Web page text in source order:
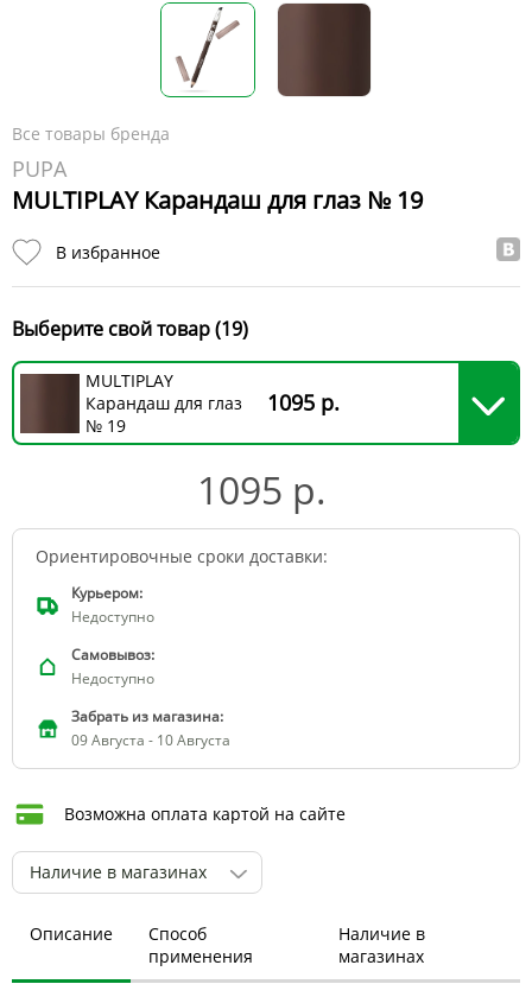
Все товары бренда
PUPA
MULTIPLAY Карандаш для глаз № 19
В избранное
Выберите свой товар (19)
MULTIPLAY
Карандаш для глаз
№ 19
1095 р.
1095 р.
Ориентировочные сроки доставки:
Курьером:
Недоступно
Самовывоз:
Недоступно
Забрать из магазина:
09 Августа - 10 Августа
Возможна оплата картой на сайте
Наличие в магазинах
Описание
Способ
применения
Наличие в
магазинах